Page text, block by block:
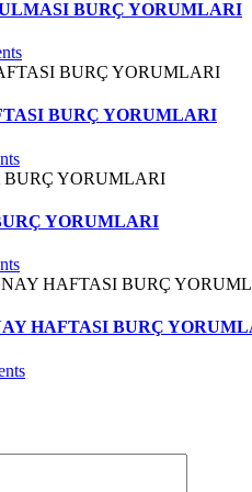
BURÇ YORUMLARI
BURÇ YORUMLARI
YORUMLARI
HAFTASI BURÇ